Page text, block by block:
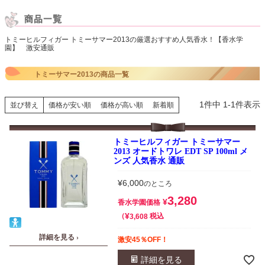
トミーヒルフィガー トミーサマー2013の厳選おすすめ人気香水！【香水学
園】 激安通販
トミーサマー2013の商品一覧
並び替え 価格が安い順 価格が高い順 新着順 1件中 1-1件表示
詳細を見る ›
トミーヒルフィガー トミーサマー
2013 オードトワレ EDT SP 100ml メ
ンズ 人気香水 通販
¥6,000のところ
香水学園価格 ¥3,280
¥3,608 税込
激安45％OFF！
詳細を見る